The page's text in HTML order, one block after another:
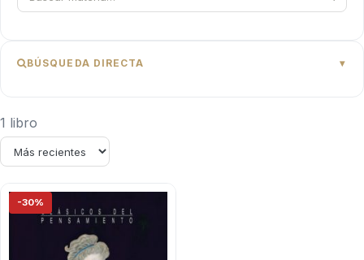
BÚSQUEDA DIRECTA
1 libro
-30%